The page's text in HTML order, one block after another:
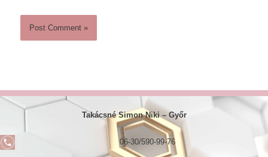
Takácsné Simon Niki – Győr
06-30/590-99-76